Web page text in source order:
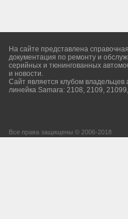
На сайте представлена
документация по ремонту и
серийных и тюнингованных
и новости.
Сайт является клубом
линейка Samara: 2108, 2109,
Все права защищены © 2006-2018